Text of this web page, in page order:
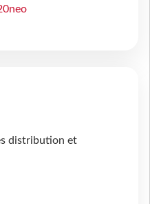
distribution et